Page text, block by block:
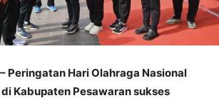
Peringatan Hari Olahraga Nasional
Kabupaten Pesawaran sukses